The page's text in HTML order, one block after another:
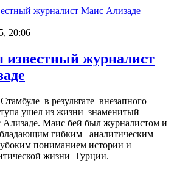
20:06
известный журналист
в результате внезапного
ушел из жизни знаменитый
Маис бей был журналистом и
гибким аналитическим
пониманием истории и
жизни Турции.